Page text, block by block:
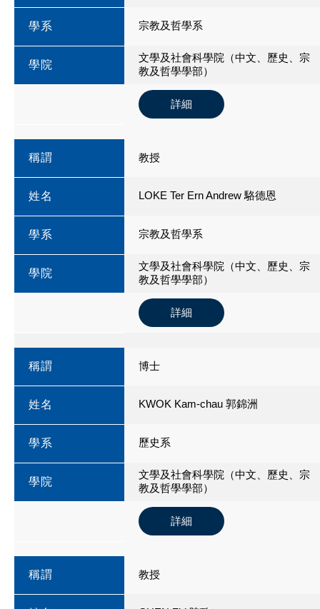
學系 宗教及哲學系
學院
文學及社會科學院（中文、歷史、宗
教及哲學學部）
詳細
稱謂 教授
姓名 LOKE Ter Ern Andrew 駱德恩
學系 宗教及哲學系
學院
文學及社會科學院（中文、歷史、宗
教及哲學學部）
詳細
稱謂 博士
姓名 KWOK Kam-chau 郭錦洲
學系 歷史系
學院
文學及社會科學院（中文、歷史、宗
教及哲學學部）
詳細
稱謂 教授